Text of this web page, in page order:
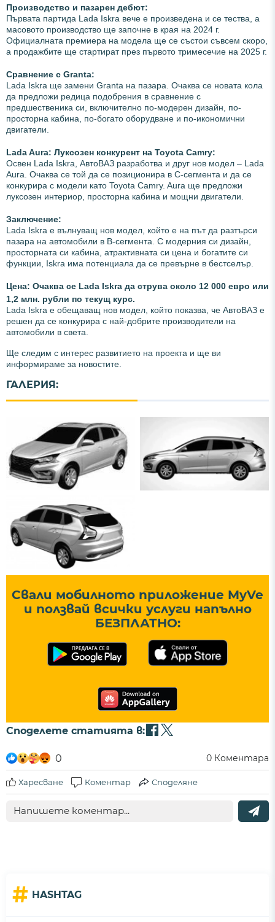
Производство и пазарен дебют:
Първата партида Lada Iskra вече е произведена и се тества, а
масовото производство ще започне в края на 2024 г.
Официалната премиера на модела ще се състои съвсем скоро,
а продажбите ще стартират през първото тримесечие на 2025 г.
Сравнение с Granta:
Lada Iskra ще замени Granta на пазара. Очаква се новата кола
да предложи редица подобрения в сравнение с
предшественика си, включително по-модерен дизайн, по-
просторна кабина, по-богато оборудване и по-икономични
двигатели.
Lada Aura: Луксозен конкурент на Toyota Camry:
Освен Lada Iskra, АвтоВАЗ разработва и друг нов модел – Lada
Aura. Очаква се той да се позиционира в C-сегмента и да се
конкурира с модели като Toyota Camry. Aura ще предложи
луксозен интериор, просторна кабина и мощни двигатели.
Заключение:
Lada Iskra е вълнуващ нов модел, който е на път да разтърси
пазара на автомобили в B-сегмента. С модерния си дизайн,
просторната си кабина, атрактивната си цена и богатите си
функции, Iskra има потенциала да се превърне в бестселър.
Цена: Очаква се Lada Iskra да струва около 12 000 евро или
1,2 млн. рубли по текущ курс.
Lada Iskra е обещаващ нов модел, който показва, че АвтоВАЗ е
решен да се конкурира с най-добрите производители на
автомобили в света.
Ще следим с интерес развитието на проекта и ще ви
информираме за новостите.
ГАЛЕРИЯ:
Свали мобилното приложение MyVe
и ползвай всички услуги напълно
БЕЗПЛАТНО:
Споделете статията в:
0 0 Коментара
Харесване Коментар Споделяне
# HASHTAG